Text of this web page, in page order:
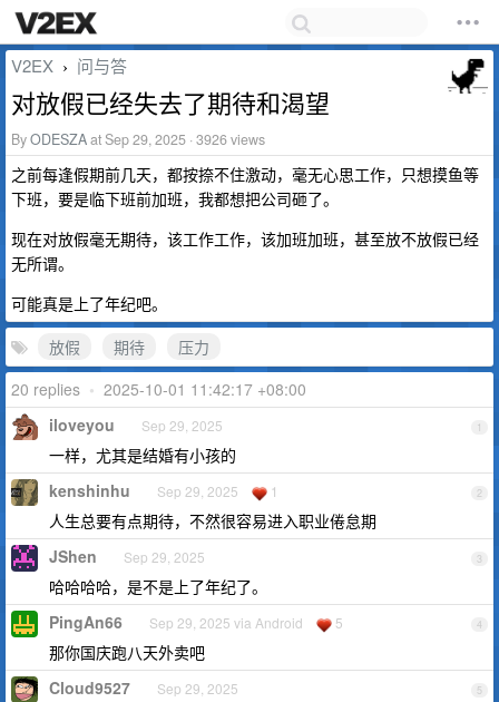
V2EX › 问与答
对放假已经失去了期待和渴望
ByODESZAat Sep 29, 2025 · 3926 views
之前每逢假期前几天，都按捺不住激动，毫无心思工作，只想摸鱼等
下班，要是临下班前加班，我都想把公司砸了。
现在对放假毫无期待，该工作工作，该加班加班，甚至放不放假已经
无所谓。
可能真是上了年纪吧。
放假
期待
压力
20 replies • 2025-10-01 11:42:17 +08:00
1
iloveyou Sep 29, 2025
一样，尤其是结婚有小孩的
2
kenshinhu Sep 29, 2025 1
人生总要有点期待，不然很容易进入职业倦怠期
3
JShen Sep 29, 2025
哈哈哈哈，是不是上了年纪了。
4
PingAn66 Sep 29, 2025 via Android 5
那你国庆跑八天外卖吧
5
Cloud9527 Sep 29, 2025